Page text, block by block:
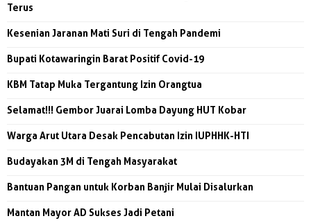
Terus
Kesenian Jaranan Mati Suri di Tengah Pandemi
Bupati Kotawaringin Barat Positif Covid-19
KBM Tatap Muka Tergantung Izin Orangtua
Selamat!!! Gembor Juarai Lomba Dayung HUT Kobar
Warga Arut Utara Desak Pencabutan Izin IUPHHK-HTI
Budayakan 3M di Tengah Masyarakat
Bantuan Pangan untuk Korban Banjir Mulai Disalurkan
Mantan Mayor AD Sukses Jadi Petani